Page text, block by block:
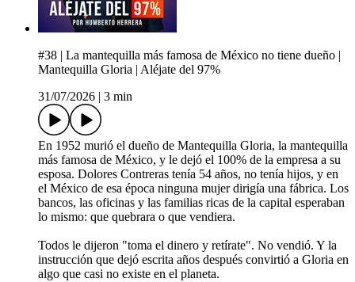
#38 | La mantequilla más famosa de México no tiene dueño |
Mantequilla Gloria | Aléjate del 97%
31/07/2026
3 min
En 1952 murió el dueño de Mantequilla Gloria, la mantequilla
más famosa de México, y le dejó el 100% de la empresa a su
esposa. Dolores Contreras tenía 54 años, no tenía hijos, y en
el México de esa época ninguna mujer dirigía una fábrica. Los
bancos, las oficinas y las familias ricas de la capital esperaban
lo mismo: que quebrara o que vendiera.
Todos le dijeron "toma el dinero y retírate". No vendió. Y la
instrucción que dejó escrita años después convirtió a Gloria en
algo que casi no existe en el planeta.